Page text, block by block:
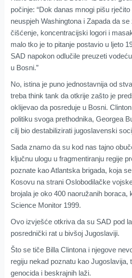
počinje: “Dok danas mnogi pišu
neuspjeh Washingtona i Zapada da
čišćenje, koncentracijski logori i
malo tko je to pitanje postavio u ljeto
SAD napokon odlučile preuzeti
u Bosni.”
No, istina je puno jednostavnija od
treba think tank da otkrije zašto je
oklijevao da posreduje u Bosni.
politiku svoga prethodnika, Georgea
cilj bio destabilizirati jugoslavenski
Sada znamo da su kod nas tajno
ključnu ulogu u fragmentiranju regije
poznate kao Atlantska brigada, koja
Kosovu na strani Oslobodilačke
brojala je oko 400 naoružanih boraca,
Science Monitor 1999.
Ovo izvješće otkriva da su SAD pod
posrednički rat u bivšoj Jugoslaviji.
Što se tiče Billa Clintona i njegove
regiju nekad poznatu kao Jugoslavija,
genocida i beskrajnih laži.